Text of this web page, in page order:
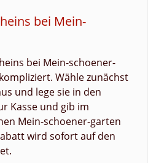
bei Mein-
bei Mein-schoener-
Wähle zunächst
und lege sie in den
Kasse und gib im
Mein-schoener-garten
wird sofort auf den